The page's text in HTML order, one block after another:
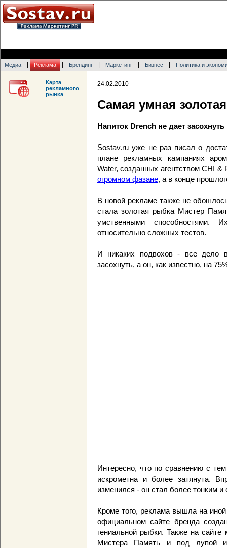
Медиа Реклама Брендинг Маркетинг Бизнес Политика и
24.02.2010
Самая умная
Напиток Drench не дает засохнуть
Sostav.ru уже не раз писал о
плане рекламных кампаниях
Water, созданных агентством CHI
огромном фазане, а в конце
В новой рекламе также не
стала золотая рыбка Мистер
умственными способностями.
относительно сложных тестов.
И никаких подвохов - все дело
засохнуть, а он, как известно, на
Интересно, что по сравнению с
искрометна и более затянута.
изменился - он стал более тонким и
Кроме того, реклама вышла на
официальном сайте бренда
гениальной рыбки. Также на сайте
Мистера Память и под лупой
Карта
рекламного
рынка